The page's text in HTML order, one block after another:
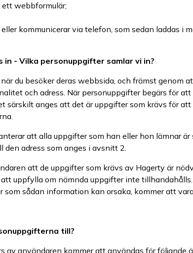
webbformulär;
kommunicerar via telefon, som sedan laddas i
in - Vilka personuppgifter samlar vi in?
du besöker deras webbsida, och främst genom
och adress. När personuppgifter begärs för
särskilt anges att det är uppgifter som krävs för
att alla uppgifter som han eller hon lämnar
adress som anges i avsnitt 2.
att de uppgifter som krävs av Hagerty är
uppfylla om nämnda uppgifter inte
som sådan information kan orsaka, kommer att
till?
av användaren kommer att användas för följande